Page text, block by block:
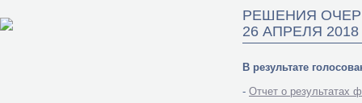
РЕШЕНИЯ
26 АПРЕЛЯ
В результате
- Отчет о результатах